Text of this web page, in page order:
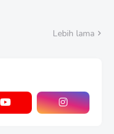
Lebih lama